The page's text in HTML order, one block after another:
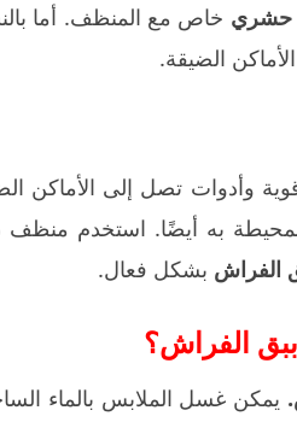
حشري خاص مع المنظف. أما
الضيقة.
وأدوات تصل إلى الأماكن
به أيضًا. استخدم منظف
الفراش بشكل فعال.
الفراش؟
يمكن غسل الملابس بالماء